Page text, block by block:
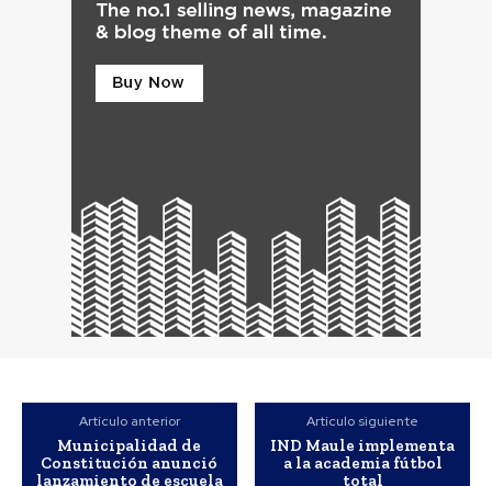
Artículo anterior
Municipalidad de
Constitución anunció
lanzamiento de escuela
Artículo siguiente
IND Maule implementa
a la academia fútbol
total